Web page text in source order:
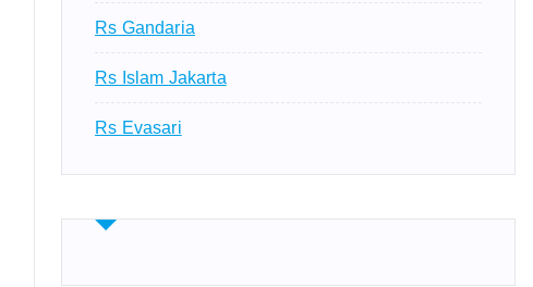
Rs Gandaria
Rs Islam Jakarta
Rs Evasari